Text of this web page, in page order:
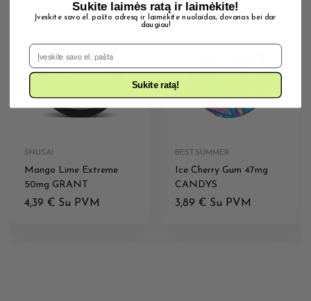
SNUSAI
Mango Lime Extreme
50mg GRANT
4,39 € Su PVM
BESTSUMMER
Ice Cherry Gum 47mg
CANDYS
3,89 € Su PVM
Sukite laimės ratą ir laimėkite!
Įveskite savo el. pašto adresą ir laimėkite nuolaidas, dovanas bei dar
daugiau!
El. Pašto adresas
Sukite ratą!